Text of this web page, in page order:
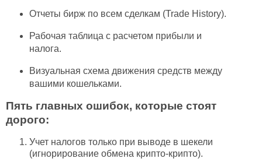
Отчеты бирж по всем сделкам (Trade History).
Рабочая таблица с расчетом прибыли и
налога.
Визуальная схема движения средств между
вашими кошельками.
Пять главных ошибок, которые стоят
дорого:
Учет налогов только при выводе в шекели
(игнорирование обмена крипто-крипто).